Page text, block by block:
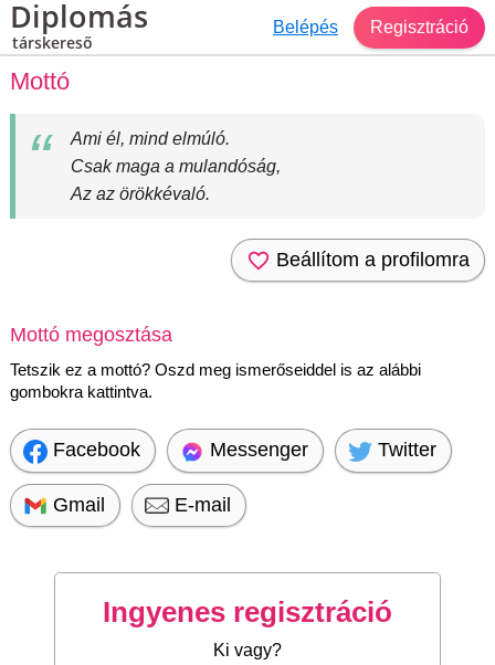
Diplomás
társkereső
Belépés Regisztráció
Mottó
Ami él, mind elmúló.
Csak maga a mulandóság,
Az az örökkévaló.
Beállítom a profilomra
Mottó megosztása
Tetszik ez a mottó? Oszd meg ismerőseiddel is az alábbi
gombokra kattintva.
Facebook Messenger Twitter
Gmail E-mail
Ingyenes regisztráció
Ki vagy?